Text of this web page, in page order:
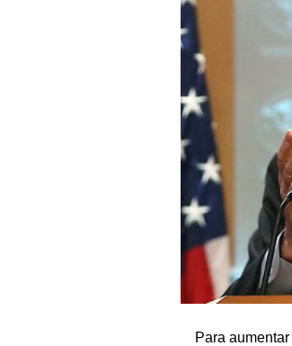
Para